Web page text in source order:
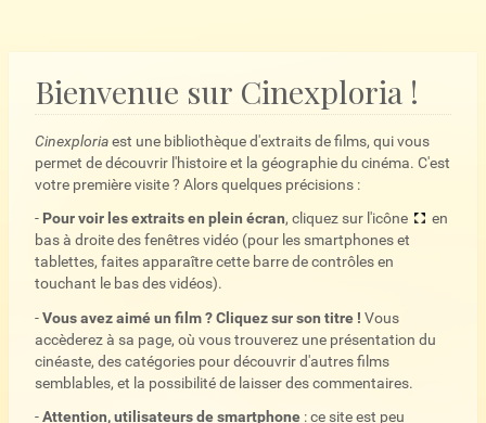
Bienvenue sur Cinexploria !
Cinexploriaest une bibliothèque d'extraits de films, qui vous
permet de découvrir l'histoire et la géographie du cinéma. C'est
votre première visite ? Alors quelques précisions :
- Pour voir les extraits en plein écran, cliquez sur l'icône
en
bas à droite des fenêtres vidéo (pour les smartphones et
tablettes, faites apparaître cette barre de contrôles en
touchant le bas des vidéos).
-Vous avez aimé un film ? Cliquez sur son titre ! Vous
accèderez à sa page, où vous trouverez une présentation du
cinéaste, des catégories pour découvrir d'autres films
semblables, et la possibilité de laisser des commentaires.
-Attention, utilisateurs de smartphone : ce site est peu